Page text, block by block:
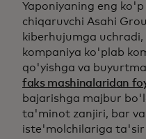
Yaponiyaning eng
chiqaruvchi Asahi
kiberhujumga uchradi,
kompaniya ko'plab
qo'yishga va
faks mashinalaridan
bajarishga majbur
ta'minot zanjiri, bar
iste'molchilariga ta'sir